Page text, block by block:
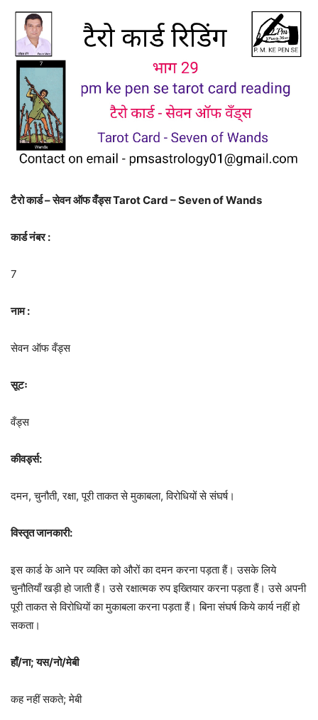
टैरो कार्ड – सेवन ऑफ वँड्स Tarot Card – Seven of Wands
कार्ड नंबर :
7
नाम :
सेवन ऑफ वँड्स
सूटः
वँड्स
कीवर्ड्स:
दमन, चुनौती, रक्षा, पूरी ताकत से मुकाबला, विरोधियों से संघर्ष।
विस्तृत जानकारी:
इस कार्ड के आने पर व्यक्ति को औरों का दमन करना पड़ता हैं। उसके लिये
चुनौतियाँ खड़ी हो जाती हैं। उसे रक्षात्मक रुप इख्तियार करना पड़ता हैं। उसे अपनी
पूरी ताकत से विरोधियों का मुकाबला करना पड़ता हैं। बिना संघर्ष किये कार्य नहीं हो
सकता।
हाँ/ना; यस/नो/मेबी
कह नहीं सकते; मेबी